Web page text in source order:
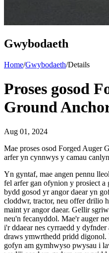
Gwybodaeth
Home/Gwybodaeth/Details
Proses gosod
Ground
Aug 01, 2024
Mae proses osod Forged Auger
arfer yn cynnwys y camau
Yn gyntaf, mae angen pennu
fel arfer gan ofynion y prosiect
bydd gosod yr angor daear yn
cloddwr, tractor, neu offer drilio
maint yr angor daear. Gellir
neu'n fecanyddol. Mae'r auger
i'r ddaear nes cyrraedd y
draws ymwrthedd pridd
gofyn am gymhwyso pwysau i